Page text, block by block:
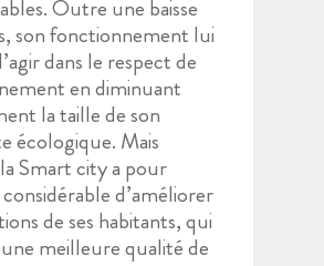
Outre une baisse
son fonctionnement lui
dans le respect de
en diminuant
la taille de son
écologique. Mais
Smart city a pour
d’améliorer
de ses habitants, qui
meilleure qualité de